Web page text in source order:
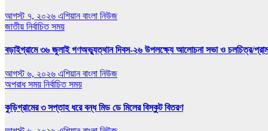
আগস্ট ৭, ২০২৬ এশিয়ান বাংলা নিউজ
জাতীয় নির্বাচিত সময়
বড়াইগ্রামে ৩৬ জুলাই গণঅভ্যুত্থান দিবস-২৬ উপলক্ষ্যে আলোচনা সভা ও চলচিত্র/
আগস্ট ৬, ২০২৬ এশিয়ান বাংলা নিউজ
অপরাধ সময় নির্বাচিত সময়
কুড়িগ্রামের ৩ সপ্তাহ ধরে বন্ধ মিড ডে মিলের বিস্কুট বিতরণ